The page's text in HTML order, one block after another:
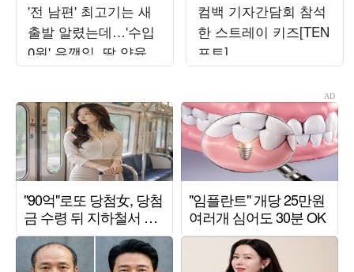
'전 남편' 최고기는 새
출발 알렸는데…'수입
0원' 유깻잎, 딸 양육비
위해 '알바생' 됐다
컴백 기자간담회 참석
한 스트레이 키즈[TEN
포토]